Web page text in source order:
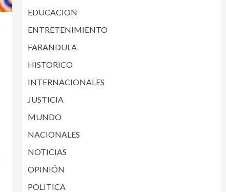
EDUCACION
ENTRETENIMIENTO
FARANDULA
HISTORICO
INTERNACIONALES
JUSTICIA
MUNDO
NACIONALES
NOTICIAS
OPINIÓN
POLITICA